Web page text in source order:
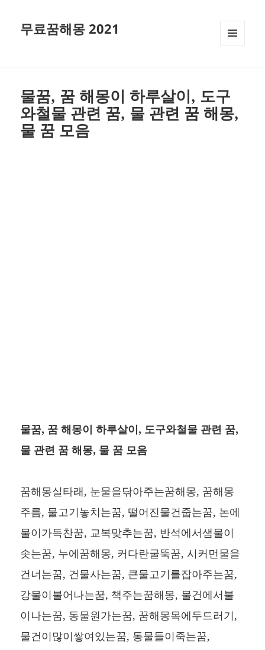
무료꿈해몽 2021
물꿈, 꿈 해몽이 하루살이, 도구
와철물 관련 꿈, 물 관련 꿈 해몽,
물 꿈 모음
물꿈, 꿈 해몽이 하루살이, 도구와철물 관련 꿈,
물 관련 꿈 해몽, 물 꿈 모음
꿈해몽실타래, 눈물을닦아주는꿈해몽, 꿈해몽
주름, 물고기놓치는꿈, 떨어진물건줍는꿈, 논에
물이가득찬꿈, 교복맞추는꿈, 반석에서샘물이
솟는꿈, 누에꿈해몽, 커다란굴뚝꿈, 시커먼물을
건너는꿈, 건물사는꿈, 큰물고기를잡아주는꿈,
강물이불어나는꿈, 책주는꿈해몽, 물건에서불
이나는꿈, 동물원가는꿈, 꿈해몽목에두드러기,
물건이많이쌓여있는꿈, 동물들이죽는꿈,